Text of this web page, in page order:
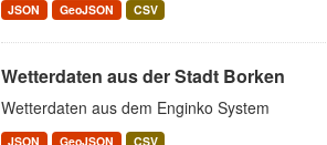
JSON GeoJSON CSV
Wetterdaten aus der Stadt Borken
Wetterdaten aus dem Enginko System
JSON GeoJSON CSV